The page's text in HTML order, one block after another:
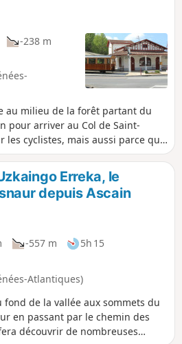
-238 m
au milieu de la forêt partant du
pour arriver au Col de Saint-
les cyclistes, mais aussi parce que
petit train à crémaillère
Rhune. Ce col est très fréquenté
Erreka, le
depuis Ascain
-557 m
5h 15
Atlantiques)
de la vallée aux sommets du
en passant par le chemin des
découvrir de nombreuses